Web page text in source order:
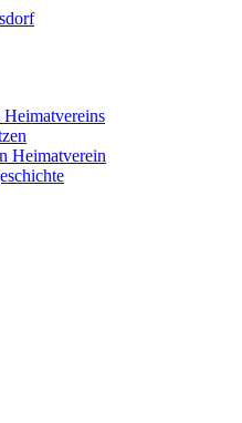
Heimatverein